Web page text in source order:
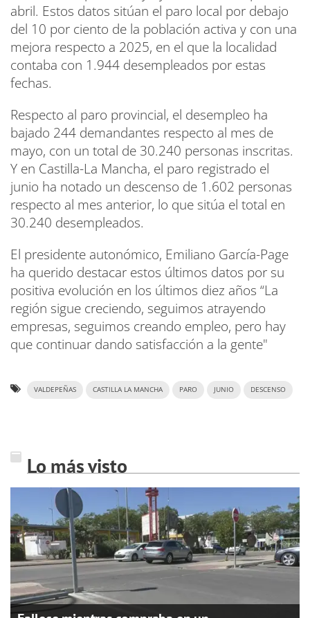
abril. Estos datos sitúan el paro local por debajo
del 10 por ciento de la población activa y con una
mejora respecto a 2025, en el que la localidad
contaba con 1.944 desempleados por estas
fechas.
Respecto al paro provincial, el desempleo ha
bajado 244 demandantes respecto al mes de
mayo, con un total de 30.240 personas inscritas.
Y en Castilla-La Mancha, el paro registrado el
junio ha notado un descenso de 1.602 personas
respecto al mes anterior, lo que sitúa el total en
30.240 desempleados.
El presidente autonómico, Emiliano García-Page
ha querido destacar estos últimos datos por su
positiva evolución en los últimos diez años “La
región sigue creciendo, seguimos atrayendo
empresas, seguimos creando empleo, pero hay
que continuar dando satisfacción a la gente"
VALDEPEÑAS CASTILLA LA MANCHA PARO JUNIO DESCENSO
Lo más visto